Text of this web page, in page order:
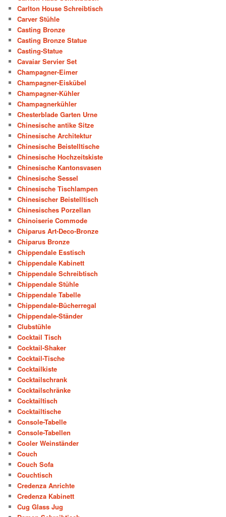
Carlton House Schreibtisch
Carver Stühle
Casting Bronze
Casting Bronze Statue
Casting-Statue
Cavaiar Servier Set
Champagner-Eimer
Champagner-Eiskübel
Champagner-Kühler
Champagnerkühler
Chesterblade Garten Urne
Chinesische antike Sitze
Chinesische Architektur
Chinesische Beistelltische
Chinesische Hochzeitskiste
Chinesische Kantonsvasen
Chinesische Sessel
Chinesische Tischlampen
Chinesischer Beistelltisch
Chinesisches Porzellan
Chinoiserie Commode
Chiparus Art-Deco-Bronze
Chiparus Bronze
Chippendale Esstisch
Chippendale Kabinett
Chippendale Schreibtisch
Chippendale Stühle
Chippendale Tabelle
Chippendale-Bücherregal
Chippendale-Ständer
Clubstühle
Cocktail Tisch
Cocktail-Shaker
Cocktail-Tische
Cocktailkiste
Cocktailschrank
Cocktailschränke
Cocktailtisch
Cocktailtische
Console-Tabelle
Console-Tabellen
Cooler Weinständer
Couch
Couch Sofa
Couchtisch
Credenza Anrichte
Credenza Kabinett
Cug Glass Jug